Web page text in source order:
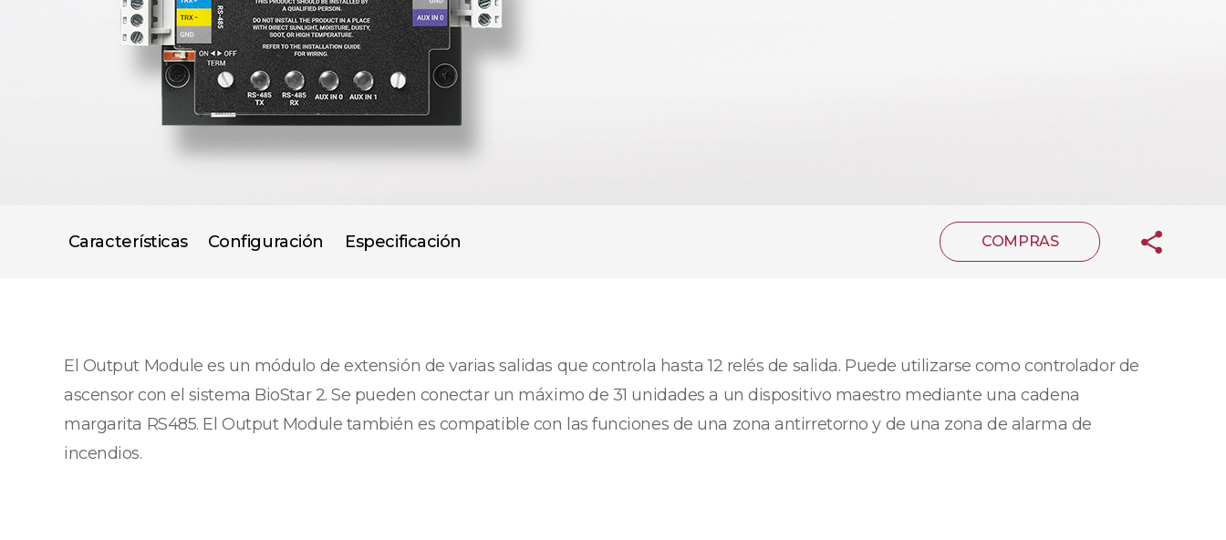
Características Configuración Especificación COMPRAS
El Output Module es un módulo de extensión de varias salidas que controla hasta 12 relés de salida. Puede utilizarse como controlador de
ascensor con el sistema BioStar 2. Se pueden conectar un máximo de 31 unidades a un dispositivo maestro mediante una cadena
margarita RS485. El Output Module también es compatible con las funciones de una zona antirretorno y de una zona de alarma de
incendios.